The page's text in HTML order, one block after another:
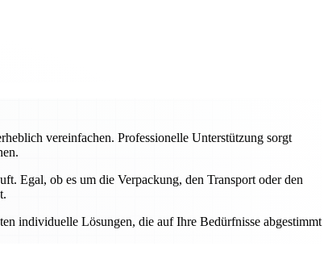
vereinfachen. Professionelle Unterstützung sorgt
Egal, ob es um die Verpackung, den Transport oder den
individuelle Lösungen, die auf Ihre Bedürfnisse abgestimmt